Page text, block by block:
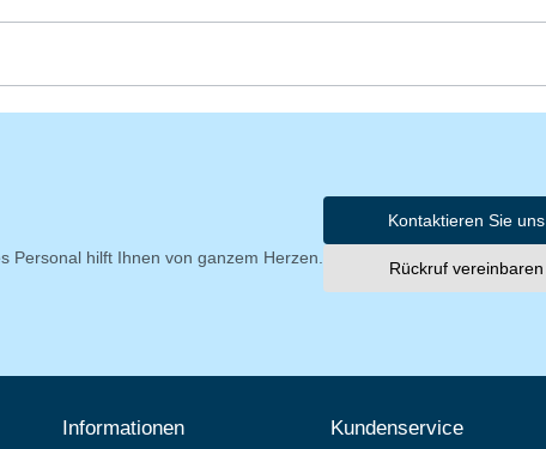
Personal hilft Ihnen von ganzem Herzen.
Kontaktieren Sie uns
Rückruf vereinbaren
Informationen Kundenservice